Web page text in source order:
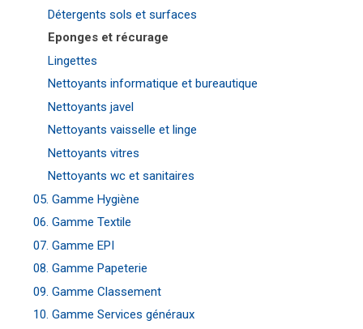
Détergents sols et surfaces
Eponges et récurage
Lingettes
Nettoyants informatique et bureautique
Nettoyants javel
Nettoyants vaisselle et linge
Nettoyants vitres
Nettoyants wc et sanitaires
05. Gamme Hygiène
06. Gamme Textile
07. Gamme EPI
08. Gamme Papeterie
09. Gamme Classement
10. Gamme Services généraux